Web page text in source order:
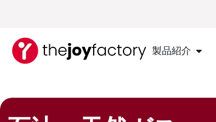
製品紹介